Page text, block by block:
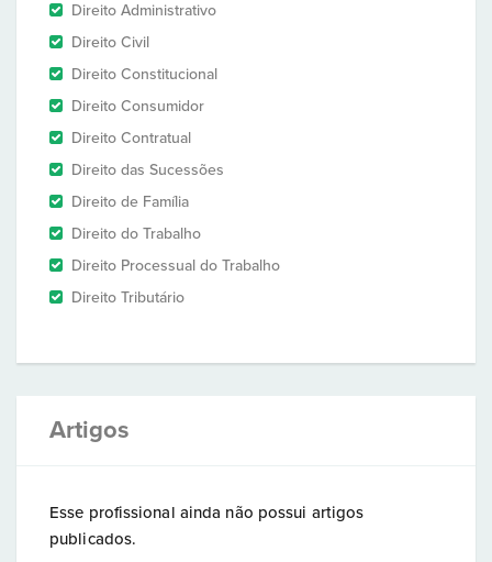
Direito Administrativo
Direito Civil
Direito Constitucional
Direito Consumidor
Direito Contratual
Direito das Sucessões
Direito de Família
Direito do Trabalho
Direito Processual do Trabalho
Direito Tributário
Artigos
Esse profissional ainda não possui artigos
publicados.